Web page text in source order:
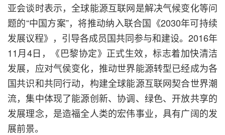
亚会谈时表示，全球能源互联网是解决气候变化等问
题的“中国方案”，将推动纳入联合国《2030年可持续
发展议程》，引导各成员国共同参与和建设。2016年
11月4日，《巴黎协定》正式生效，标志着加快清洁
发展，应对气侯变化，推动世界能源转型已经成为各
国共识和共同行动，构建全球能源互联网契合世界潮
流，集中体现了能源创新、协调、绿色、开放共享的
发展理念，是造福全人类的宏伟事业，具有广阔的发
展前景。